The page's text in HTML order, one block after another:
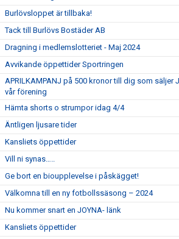
Burlövsloppet är tillbaka!
Tack till Burlövs Bostäder AB
Dragning i medlemslotteriet - Maj 2024
Avvikande öppettider Sportringen
APRILKAMPANJ på 500 kronor till dig som säljer
vår förening
Hämta shorts o strumpor idag 4/4
Äntligen ljusare tider
Kansliets öppettider
Vill ni synas…..
Ge bort en bioupplevelse i påskägget!
Välkomna till en ny fotbollssäsong – 2024
Nu kommer snart en JOYNA- länk
Kansliets öppettider